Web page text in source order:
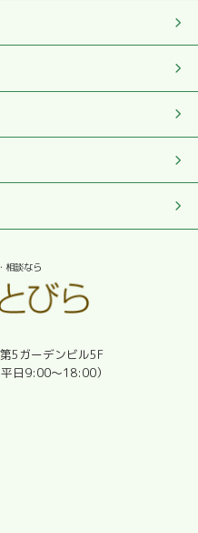
言、適時適切指示を頂
。
だきとても助かりまし
相談なら
5ガーデンビル5F
平日9:00～18:00